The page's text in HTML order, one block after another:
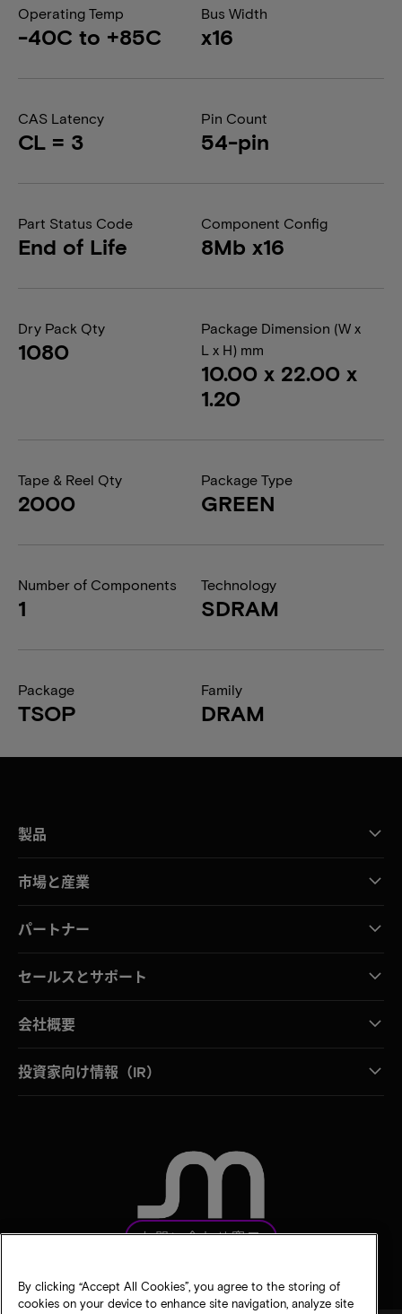
Operating Temp
-40C to +85C
Bus Width
x16
CAS Latency
CL = 3
Pin Count
54-pin
Part Status Code
End of Life
Component Config
8Mb x16
Dry Pack Qty
1080
Package Dimension (W x
L x H) mm
10.00 x 22.00 x
1.20
Tape & Reel Qty
2000
Package Type
GREEN
Number of Components
1
Technology
SDRAM
Package
TSOP
Family
DRAM
製品
市場と産業
パートナー
セールスとサポート
会社概要
投資家向け情報（IR）
お問い合わせ窓口
By clicking “Accept All Cookies”, you agree to the storing of
cookies on your device to enhance site navigation, analyze site